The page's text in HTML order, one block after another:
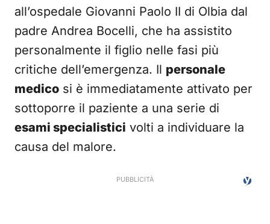
all’ospedale Giovanni Paolo II di Olbia dal
padre Andrea Bocelli, che ha assistito
personalmente il figlio nelle fasi più
critiche dell’emergenza. Il personale
medico si è immediatamente attivato per
sottoporre il paziente a una serie di
esami specialistici volti a individuare la
causa del malore.